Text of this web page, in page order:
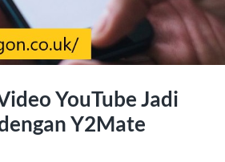
YouTube Jadi
Y2Mate